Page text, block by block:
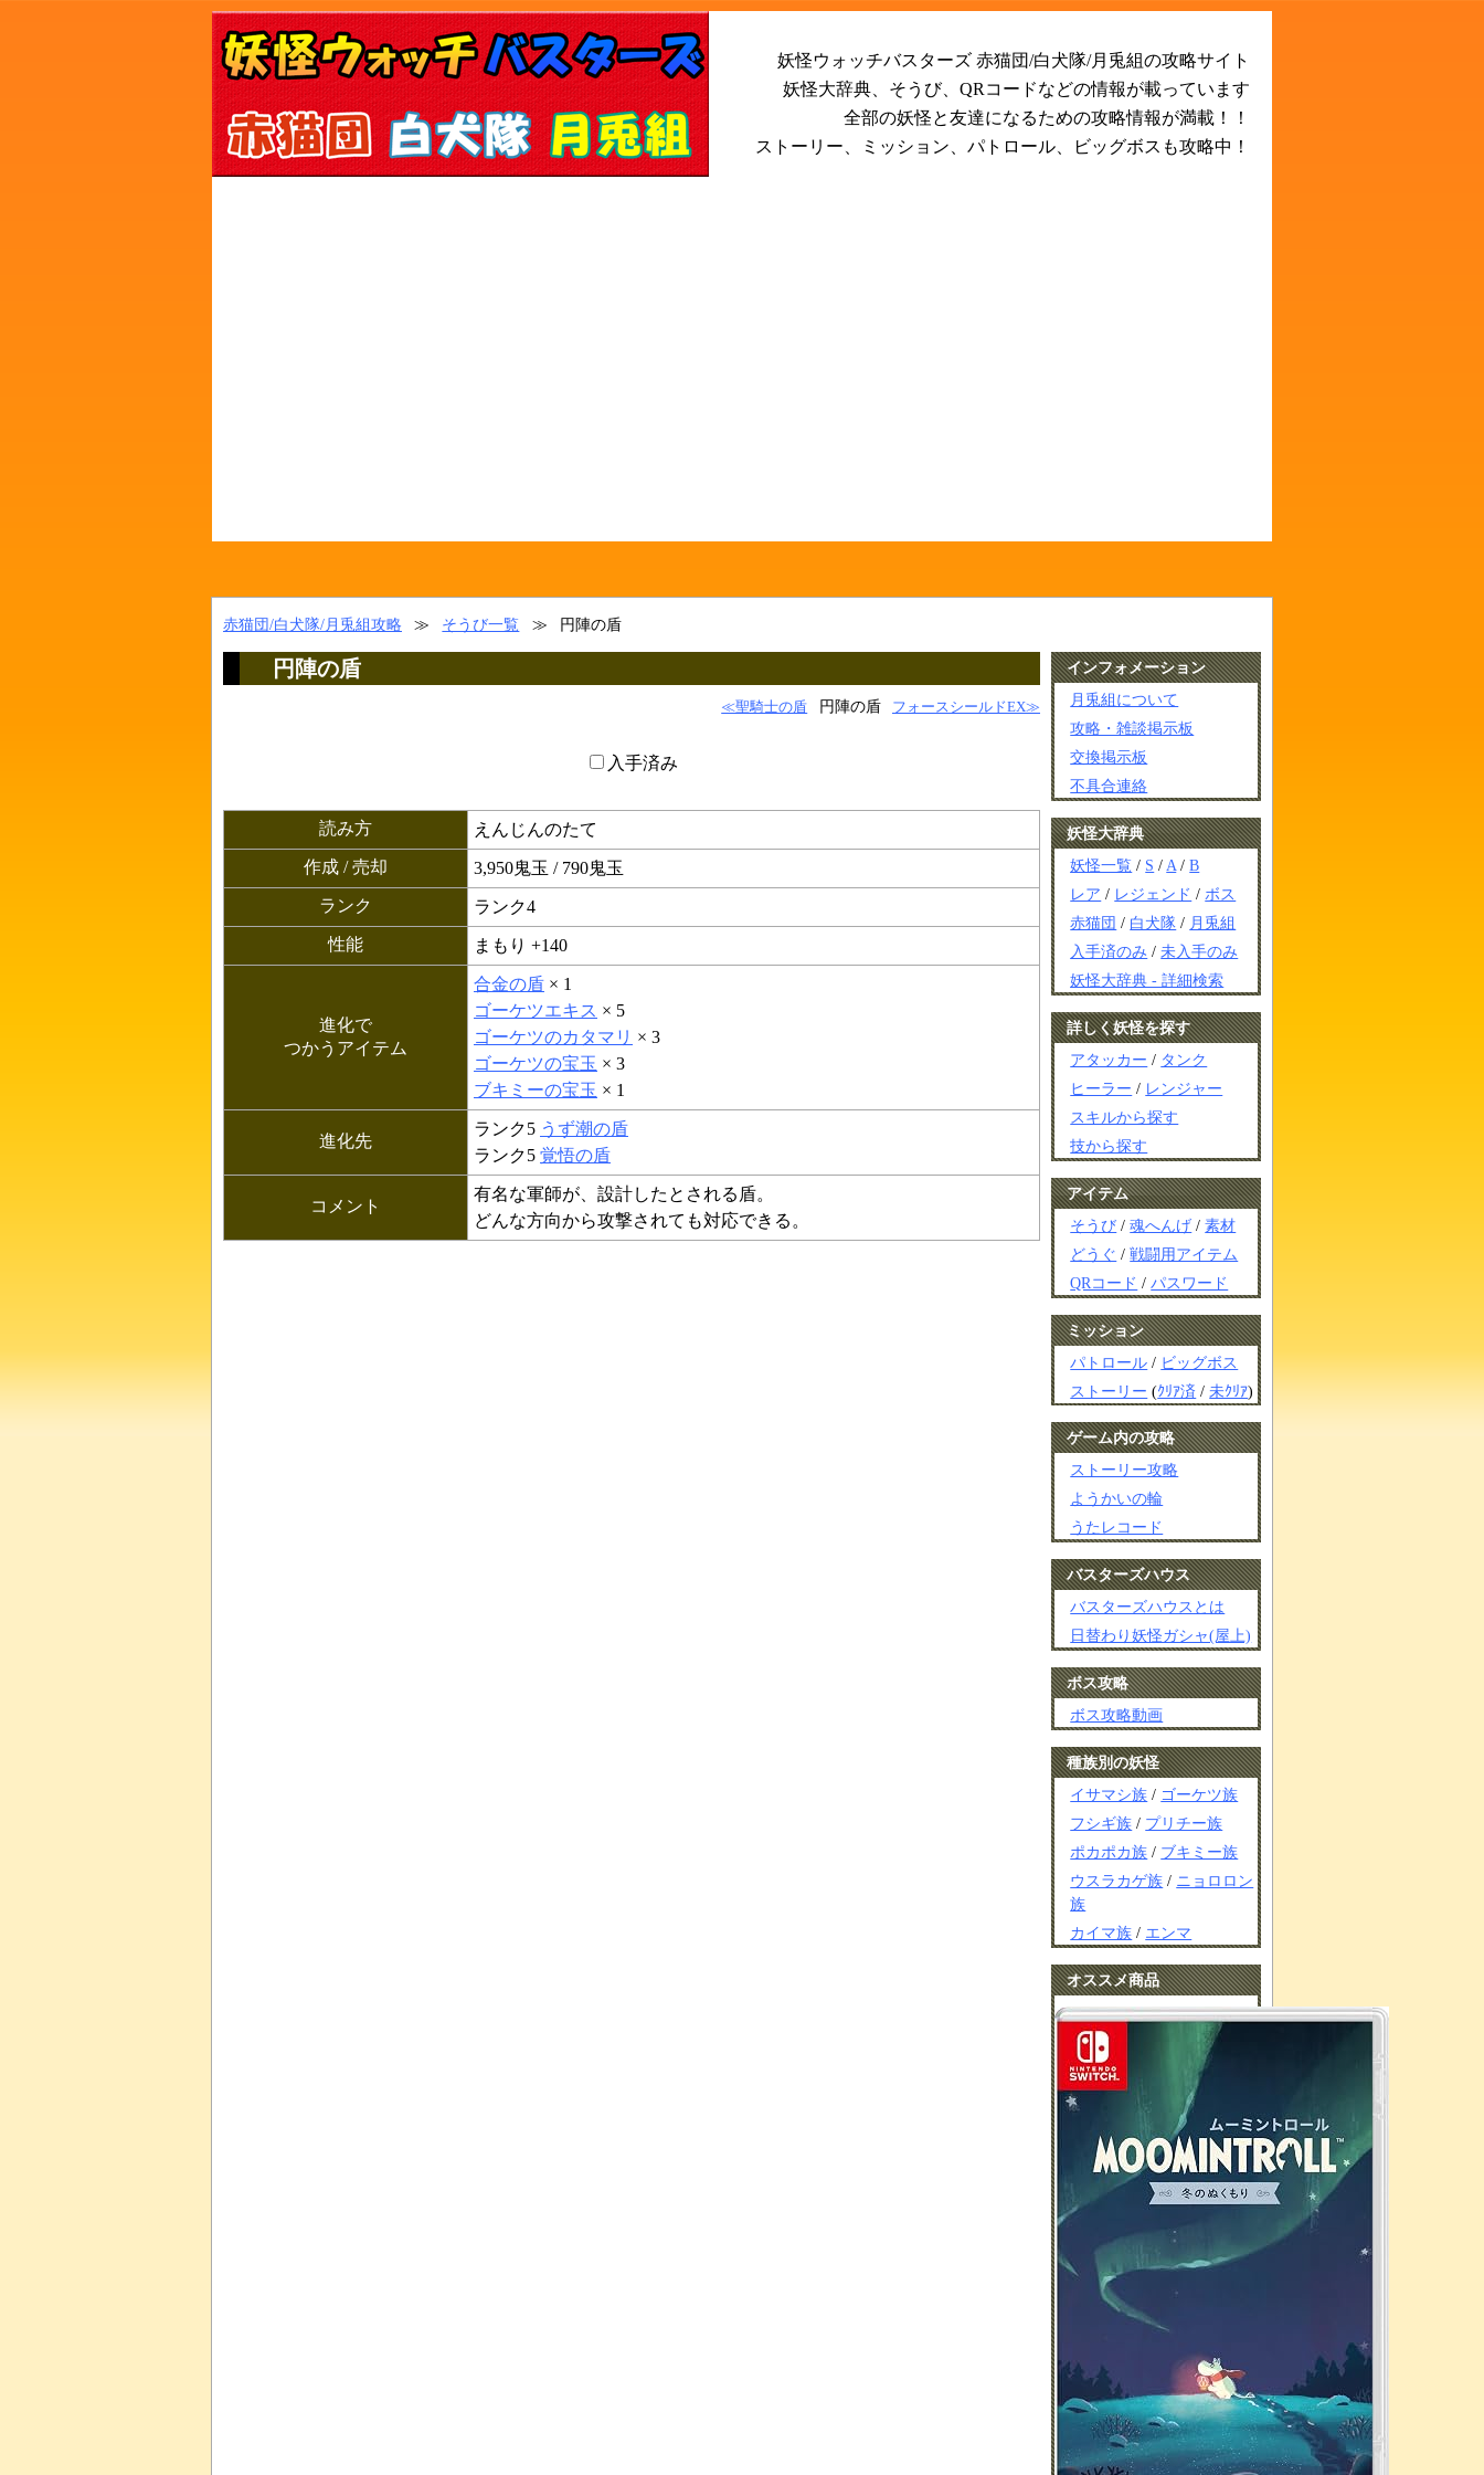
妖怪ウォッチバスターズ 赤猫団/白犬隊/月兎組の攻略サイト
妖怪大辞典、そうび、QRコードなどの情報が載っています
全部の妖怪と友達になるための攻略情報が満載！！
ストーリー、ミッション、パトロール、ビッグボスも攻略中！
赤猫団/白犬隊/月兎組攻略 ≫ そうび一覧 ≫ 円陣の盾
円陣の盾
≪聖騎士の盾 円陣の盾 フォースシールドEX≫
入手済み
読み方
えんじんのたて
作成 / 売却
3,950鬼玉 / 790鬼玉
ランク
ランク4
性能
まもり +140
進化で
つかうアイテム
合金の盾 × 1
ゴーケツエキス × 5
ゴーケツのカタマリ × 3
ゴーケツの宝玉 × 3
ブキミーの宝玉 × 1
進化先
ランク5 うず潮の盾
ランク5 覚悟の盾
コメント
有名な軍師が、設計したとされる盾。
どんな方向から攻撃されても対応できる。
インフォメーション
月兎組について
攻略・雑談掲示板
交換掲示板
不具合連絡
妖怪大辞典
妖怪一覧 / S / A /B
レア / レジェンド / ボス
赤猫団 / 白犬隊 / 月兎組
入手済のみ /未入手のみ
妖怪大辞典 - 詳細検索
詳しく妖怪を探す
アタッカー / タンク
ヒーラー / レンジャー
スキルから探す
技から探す
アイテム
そうび /魂へんげ /素材
どうぐ /戦闘用アイテム
QRコード /パスワード
ミッション
パトロール / ビッグボス
ストーリー (ｸﾘｱ済 /未ｸﾘｱ)
ゲーム内の攻略
ストーリー攻略
ようかいの輪
うたレコード
バスターズハウス
バスターズハウスとは
日替わり妖怪ガシャ(屋上)
ボス攻略
ボス攻略動画
種族別の妖怪
イサマシ族 / ゴーケツ族
フシギ族 / プリチー族
ポカポカ族 / ブキミー族
ウスラカゲ族 / ニョロロン
族
カイマ族 / エンマ
オススメ商品